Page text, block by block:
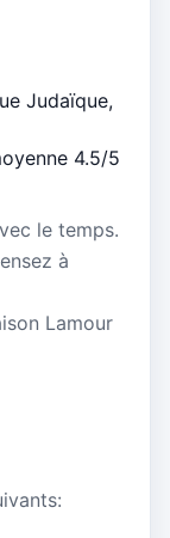
Judaïque,
4.5/5
le temps.
à
Lamour